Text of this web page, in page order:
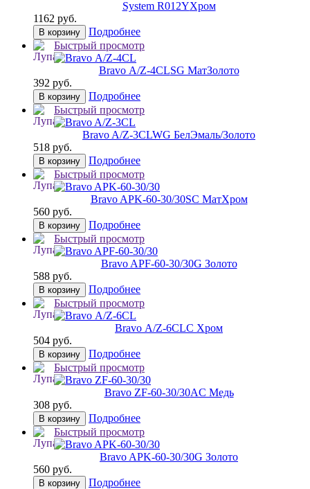
System R012YХром
1162 руб.
В корзину
Подробнее
Быстрый просмотр
Bravo А/Z-4CLSG МатЗолото
392 руб.
В корзину
Подробнее
Быстрый просмотр
Bravo A/Z-3CLWG БелЭмаль/Золото
518 руб.
В корзину
Подробнее
Быстрый просмотр
Bravo AРK-60-30/30SC МатХром
560 руб.
В корзину
Подробнее
Быстрый просмотр
Bravo AРF-60-30/30G Золото
588 руб.
В корзину
Подробнее
Быстрый просмотр
Bravo А/Z-6CLC Хром
504 руб.
В корзину
Подробнее
Быстрый просмотр
Bravo ZF-60-30/30AC Медь
308 руб.
В корзину
Подробнее
Быстрый просмотр
Bravo AРK-60-30/30G Золото
560 руб.
В корзину Подробнее